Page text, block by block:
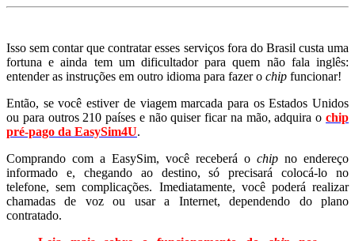
Isso sem contar que contratar esses serviços fora do Brasil custa uma
fortuna e ainda tem um dificultador para quem não fala inglês:
entender as instruções em outro idioma para fazer o chip funcionar!
Então, se você estiver de viagem marcada para os Estados Unidos
ou para outros 210 países e não quiser ficar na mão,adquira ochip
pré-pago da EasySim4U.
Comprando com a EasySim, você receberá o chip no endereço
informado e, chegando ao destino, só precisará colocá-lo no
telefone, sem complicações. Imediatamente, você poderá realizar
chamadas de voz ou usar a Internet, dependendo do plano
contratado.